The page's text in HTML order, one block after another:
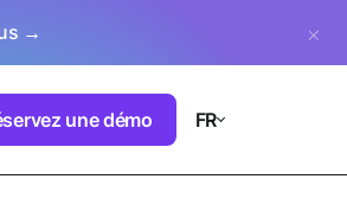
→
une démo FR